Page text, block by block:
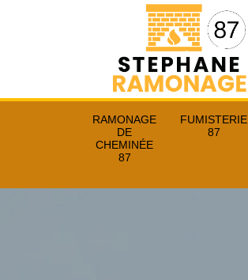
RAMONAGE
DE
CHEMINÉE
87
FUMISTERIE
87